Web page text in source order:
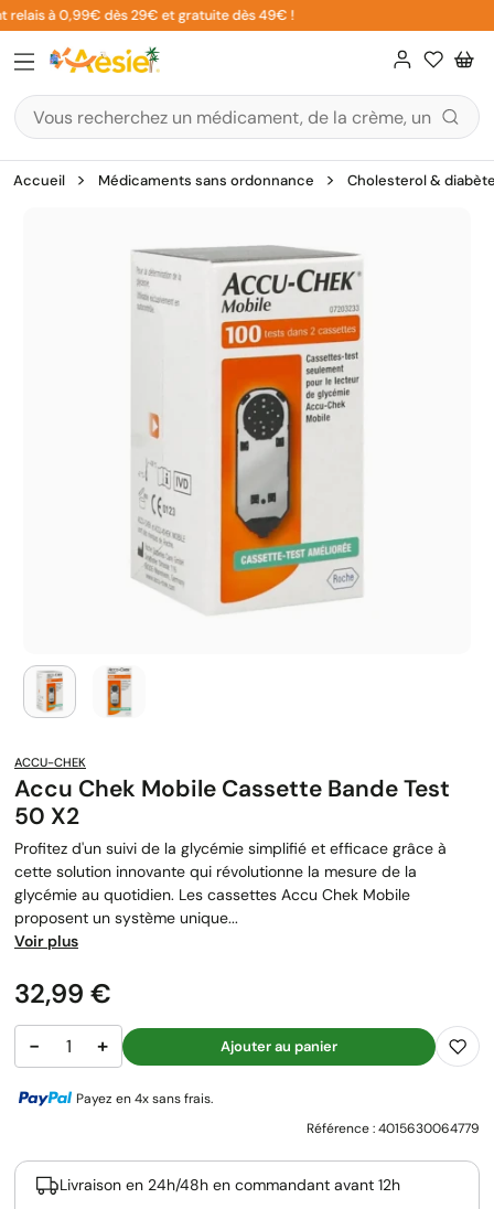
Aller
au
contenu
à 0,99€ dès 29€ et gratuite dès 49€ !
Accueil Médicaments sans ordonnance Cholesterol &
ACCU-CHEK
Accu Chek Mobile Cassette Bande Test
50 X2
Profitez d'un suivi de la glycémie simplifié et efficace grâce à
cette solution innovante qui révolutionne la mesure de la
glycémie au quotidien. Les cassettes Accu Chek Mobile
proposent un système unique...
Voir plus
Prix
32,99 €
− + Ajouter au panier
Payez en 4x sans frais.
Référence :4015630064779
Livraison en 24h/48h en commandant avant 12h